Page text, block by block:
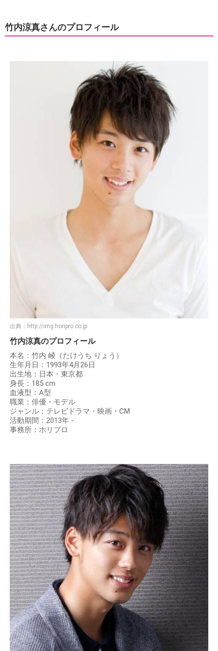
竹内涼真さんのプロフィール
出典： http://img.horipro.co.jp
竹内涼真のプロフィール
本名：竹内 崚（たけうち りょう）
生年月日：1993年4月26日
出生地：日本・東京都
身長：185 cm
血液型：A型
職業：俳優・モデル
ジャンル：テレビドラマ・映画・CM
活動期間：2013年 -
事務所：ホリプロ